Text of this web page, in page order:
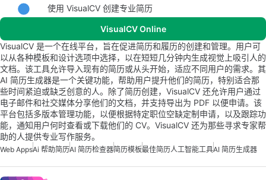
使用 VisualCV 创建专业简历
VisualCV Online
VisualCV 是一个在线平台，旨在促进简历和履历的创建和管理。用户可
以从各种模板和设计选项中选择，以在短短几分钟内生成视觉上吸引人的
文档。该工具允许导入现有的简历或从头开始，适应不同用户的需求。其
AI 简历生成器是一个关键功能，帮助用户提升他们的简历，特别适合那
些时间紧迫或缺乏创意的人。除了简历创建，VisualCV 还允许用户通过
电子邮件和社交媒体分享他们的文档，并支持导出为 PDF 以便申请。该
平台包括多版本管理功能，以便根据特定职位空缺定制申请，以及跟踪功
能，通知用户何时查看或下载他们的 CV。VisualCV 还为那些寻求专家帮
助的人提供专业写作服务。
Web AppsAi 帮助简历AI 简历检查器简历模板最佳简历人工智能工具AI 简历生成器